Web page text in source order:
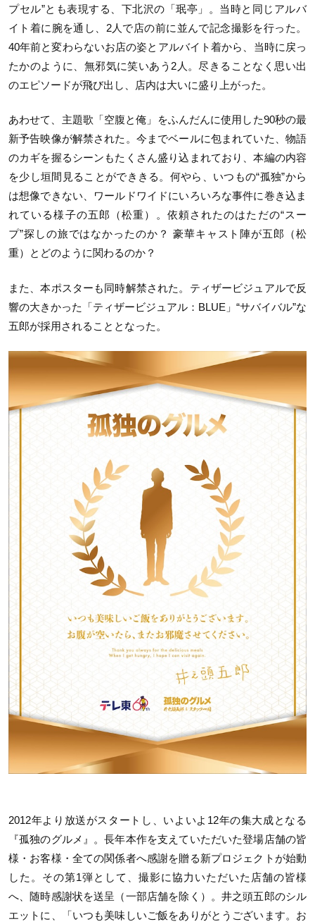
プセル”とも表現する、下北沢の「珉亭」。当時と同じアルバ
イト着に腕を通し、2人で店の前に並んで記念撮影を行った。
40年前と変わらないお店の姿とアルバイト着から、当時に戻っ
たかのように、無邪気に笑いあう2人。尽きることなく思い出
のエピソードが飛び出し、店内は大いに盛り上がった。
あわせて、主題歌「空腹と俺」をふんだんに使用した90秒の最
新予告映像が解禁された。今までベールに包まれていた、物語
のカギを握るシーンもたくさん盛り込まれており、本編の内容
を少し垣間見ることができきる。何やら、いつもの“孤独”から
は想像できない、ワールドワイドにいろいろな事件に巻き込ま
れている様子の五郎（松重）。依頼されたのはただの“スー
プ”探しの旅ではなかったのか？ 豪華キャスト陣が五郎（松
重）とどのように関わるのか？
また、本ポスターも同時解禁された。ティザービジュアルで反
響の大きかった「ティザービジュアル：BLUE」“サバイバル”な
五郎が採用されることとなった。
2012年より放送がスタートし、いよいよ12年の集大成となる
『孤独のグルメ』。長年本作を支えていただいた登場店舗の皆
様・お客様・全ての関係者へ感謝を贈る新プロジェクトが始動
した。その第1弾として、撮影に協力いただいた店舗の皆様
へ、随時感謝状を送呈（一部店舗を除く）。井之頭五郎のシル
エットに、「いつも美味しいご飯をありがとうございます。お